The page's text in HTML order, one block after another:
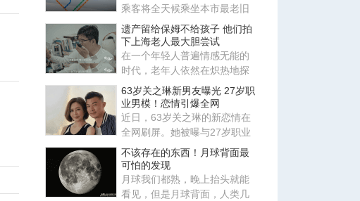
乘客将全天候乘坐本市最老旧
的地铁列车，因为蒙特利尔交
遗产留给保姆不给孩子 他们拍
下上海老人最大胆尝试
在一个年轻人普遍情感无能的
时代，老年人依然在炽热地探
索各种关系，他们鲜活的一面
也
63岁关之琳新男友曝光 27岁职
业男模！恋情引爆全网
近日，63岁关之琳的新恋情在
全网刷屏。她被曝与27岁职业
男模Johan相恋，两人有着惊
人
不该存在的东西！月球背面最
可怕的发现
月球我们都熟，晚上抬头就能
看见，但是月球背面，人类几